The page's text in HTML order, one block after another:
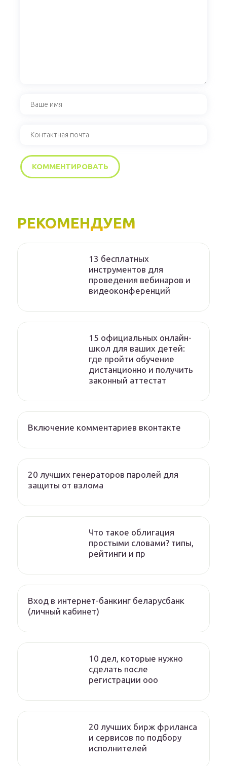
РЕКОМЕНДУЕМ
13 бесплатных
инструментов для
проведения вебинаров и
видеоконференций
15 официальных онлайн-
школ для ваших детей:
где пройти обучение
дистанционно и получить
законный аттестат
Включение комментариев вконтакте
20 лучших генераторов паролей для
защиты от взлома
Что такое облигация
простыми словами? типы,
рейтинги и пр
Вход в интернет-банкинг беларусбанк
(личный кабинет)
10 дел, которые нужно
сделать после
регистрации ооо
20 лучших бирж фриланса
и сервисов по подбору
исполнителей